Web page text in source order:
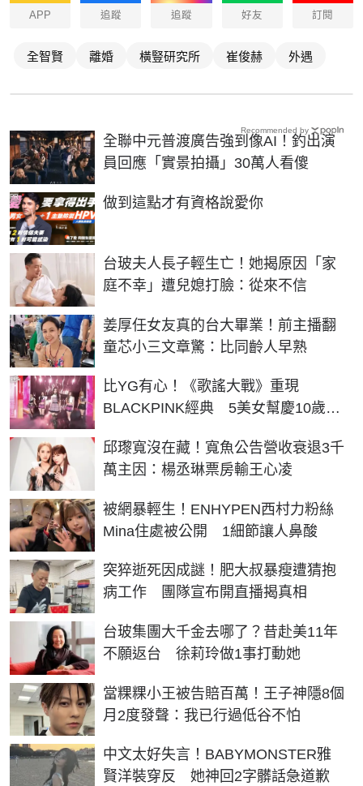
APP 追蹤 追蹤 好友 訂閱
全智賢 離婚 橫豎研究所 崔俊赫 外遇
全聯中元普渡廣告強到像AI！釣出演
員回應「實景拍攝」30萬人看傻
做到這點才有資格說愛你
PR
台玻夫人長子輕生亡！她揭原因「家
庭不幸」遭兒媳打臉：從來不信
姜厚任女友真的台大畢業！前主播翻
童芯小三文章驚：比同齡人早熟
比YG有心！《歌謠大戰》重現
BLACKPINK經典 5美女幫慶10歲粉
邱瓈寬沒在藏！寬魚公告營收衰退3千
萬主因：楊丞琳票房輸王心凌
被網暴輕生！ENHYPEN西村力粉絲
Mina住處被公開 1細節讓人鼻酸
突猝逝死因成謎！肥大叔暴瘦遭猜抱
病工作 團隊宣布開直播揭真相
台玻集團大千金去哪了？昔赴美11年
不願返台 徐莉玲做1事打動她
當粿粿小王被告賠百萬！王子神隱8個
月2度發聲：我已行過低谷不怕
中文太好失言！BABYMONSTER雅
賢洋裝穿反 她神回2字髒話急道歉
Recommended by